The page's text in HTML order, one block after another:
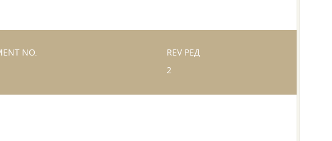
NO.
REV РЕД
2